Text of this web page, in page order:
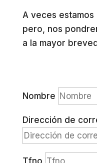
A veces
pero, nos
a la mayor
Nombre
Dirección de
Tfno